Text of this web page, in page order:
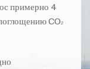
примерно 4
CO2